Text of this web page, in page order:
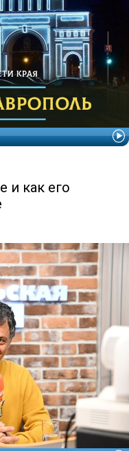
и как его